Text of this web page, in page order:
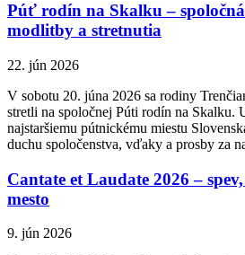
Púť rodín na Skalku –
modlitby a stretnutia
22. jún 2026
V sobotu 20. júna 2026 sa rodiny
stretli na spoločnej Púti rodín na Skalku.
najstaršiemu pútnickému miestu
duchu spoločenstva, vďaky a prosby za
Cantate et Laudate 2026 –
mesto
9. jún 2026